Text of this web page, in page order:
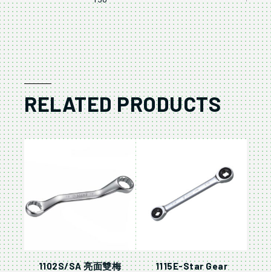
RELATED PRODUCTS
1102S/SA 亮面雙梅
1115E-Star Gear